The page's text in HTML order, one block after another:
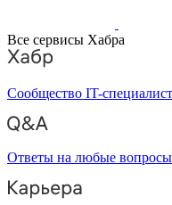
Все сервисы Хабра
Сообщество IT-
Ответы на любые